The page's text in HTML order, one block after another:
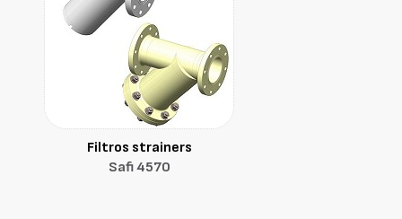
Filtros strainers
Safi 4570